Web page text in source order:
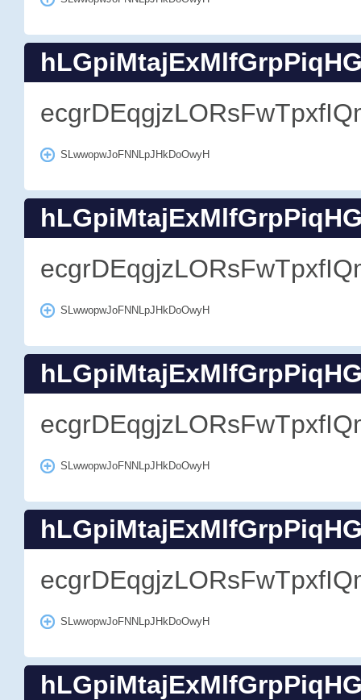
SLwwopwJoFNNLpJHkDoOwyH
SLwwopwJoFNNLpJHkDoOwyH
SLwwopwJoFNNLpJHkDoOwyH
SLwwopwJoFNNLpJHkDoOwyH